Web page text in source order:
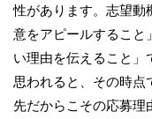
性があります。志望動
意をアピールすること
い理由を伝えること」
思われると、その時点
先だからこその応募